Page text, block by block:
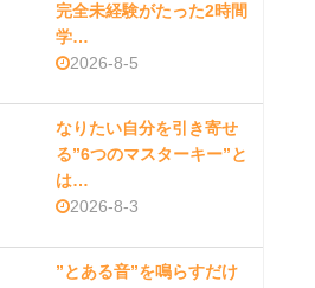
完全未経験がたった2時間
学…
2026-8-5
なりたい自分を引き寄せ
る”6つのマスターキー”と
は…
2026-8-3
”とある音”を鳴らすだけ